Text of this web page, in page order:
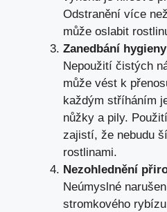
Odstranění více
může oslabit
Zanedbání
Nepoužití čistých
může vést k
každým stříháním
nůžky a pily.
zajistí, že nebudu
rostlinami.
Nezohlednění
Neúmyslné
stromkového